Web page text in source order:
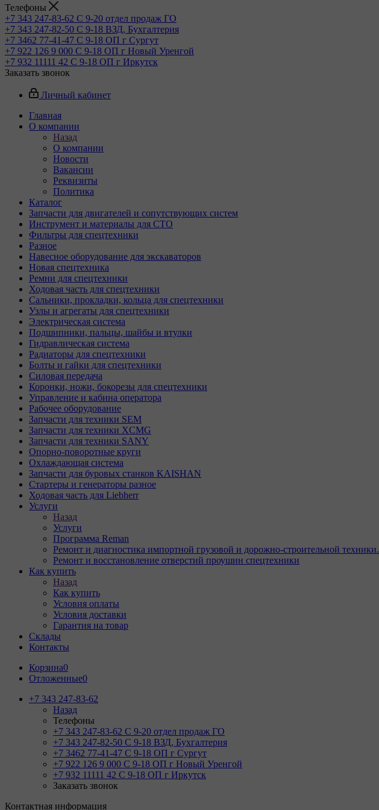
Телефоны
+7 343 247-83-62 С 9-20 отдел продаж ГО
+7 343 247-82-50 С 9-18 ВЗД, Бухгалтерия
+7 3462 77-41-47 С 9-18 ОП г Сургут
+7 922 126 9 000 С 9-18 ОП г Новый Уренгой
+7 932 11111 42 С 9-18 ОП г Иркутск
Заказать звонок
Личный кабинет
Главная
О компании
Назад
О компании
Новости
Вакансии
Реквизиты
Политика
Каталог
Запчасти для двигателей и сопутствующих систем
Инструмент и материалы для СТО
Фильтры для спецтехники
Разное
Навесное оборудование для экскаваторов
Новая спецтехника
Ремни для спецтехники
Ходовая часть для спецтехники
Сальники, прокладки, кольца для спецтехники
Узлы и агрегаты для спецтехники
Электрическая система
Подшипники, пальцы, шайбы и втулки
Гидравлическая система
Радиаторы для спецтехники
Болты и гайки для спецтехники
Силовая передача
Коронки, ножи, бокорезы для спецтехники
Управление и кабина оператора
Рабочее оборудование
Запчасти для техники SEM
Запчасти для техники XCMG
Запчасти для техники SANY
Опорно-поворотные круги
Охлаждающая система
Запчасти для буровых станков KAISHAN
Стартеры и генераторы разное
Ходовая часть для Liebherr
Услуги
Назад
Услуги
Программа Reman
Ремонт и диагностика импортной грузовой и дорожно-строительной техники.
Ремонт и восстановление отверстий проушин спецтехники
Как купить
Назад
Как купить
Условия оплаты
Условия доставки
Гарантия на товар
Склады
Контакты
Корзина0
Отложенные0
+7 343 247-83-62
Назад
Телефоны
+7 343 247-83-62 С 9-20 отдел продаж ГО
+7 343 247-82-50 С 9-18 ВЗД, Бухгалтерия
+7 3462 77-41-47 С 9-18 ОП г Сургут
+7 922 126 9 000 С 9-18 ОП г Новый Уренгой
+7 932 11111 42 С 9-18 ОП г Иркутск
Заказать звонок
Контактная информация